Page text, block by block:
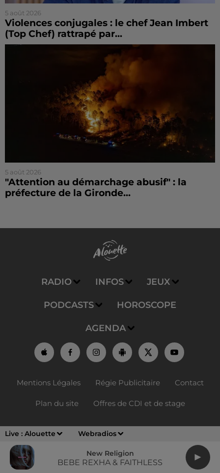
Live : Alouette Webradios
New Religion
BEBE REXHA & FAITHLESS
5 août 2026
Violences conjugales : le chef Jean Imbert
(Top Chef) rattrapé par...
5 août 2026
"Attention au démarchage abusif" : la
préfecture de la Gironde...
RADIO INFOS JEUX
PODCASTS HOROSCOPE
AGENDA
Mentions Légales Régie Publicitaire Contact
Plan du site Offres de CDI et de stage